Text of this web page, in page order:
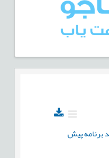
برنامه پیش